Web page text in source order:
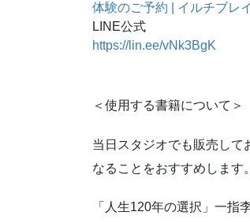
体験のご予約 | イルチブレ
LINE公式
https://lin.ee/vNk3BgK
＜使用する書籍について＞
当日スタジオでも販売して
なることをおすすめします。
「人生120年の選択」一指